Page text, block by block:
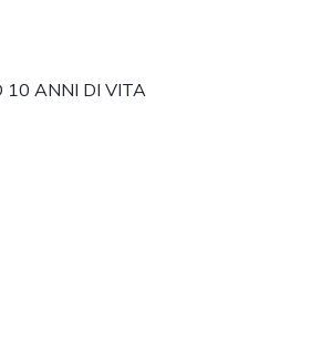
10 ANNI DI VITA